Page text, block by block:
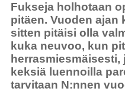
Fukseja holhotaan
pitäen. Vuoden ajan
sitten pitäisi olla
kuka neuvoo, kun
keksiä luennoilla
tarvitaan N:nnen